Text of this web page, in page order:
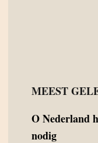
MEEST
ONederland
nodig